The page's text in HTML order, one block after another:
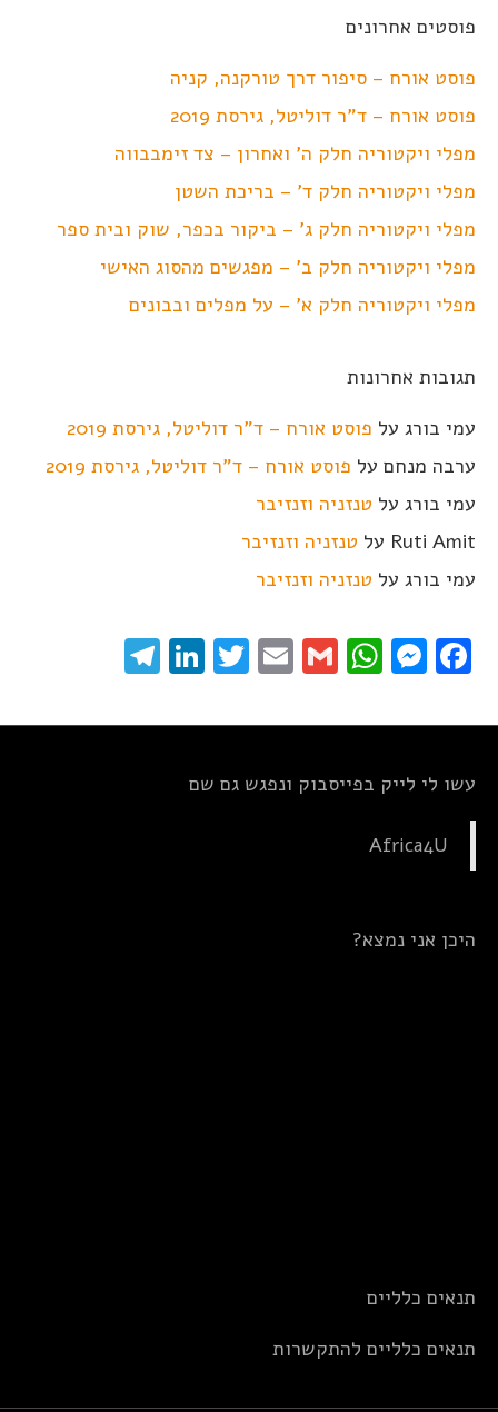
פוסטים אחרונים
פוסט אורח – סיפור דרך טורקנה, קניה
פוסט אורח – ד"ר דוליטל, גירסת 2019
מפלי ויקטוריה חלק ה' ואחרון – צד זימבבווה
מפלי ויקטוריה חלק ד' – בריכת השטן
מפלי ויקטוריה חלק ג' – ביקור בכפר, שוק ובית ספר
מפלי ויקטוריה חלק ב' – מפגשים מהסוג האישי
מפלי ויקטוריה חלק א' – על מפלים ובבונים
תגובות אחרונות
עמי בורג על פוסט אורח – ד"ר דוליטל, גירסת 2019
ערבה מנחם על פוסט אורח – ד"ר דוליטל, גירסת 2019
עמי בורג על טנזניה וזנזיבר
Ruti Amit על טנזניה וזנזיבר
עמי בורג על טנזניה וזנזיבר
Facebook
Messenger
WhatsApp
Gmail
Email
Twitter
LinkedIn
עשו לי לייק בפייסבוק ונפגש גם שם
Africa4U
היכן אני נמצא?
תנאים כלליים
תנאים כלליים להתקשרות